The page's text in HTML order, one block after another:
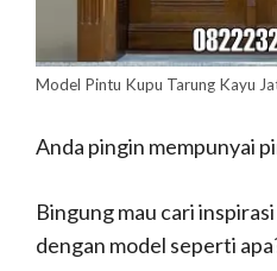
Model Pintu Kupu Tarung Kayu
Anda pingin mempunyai
Bingung mau cari
dengan model seperti